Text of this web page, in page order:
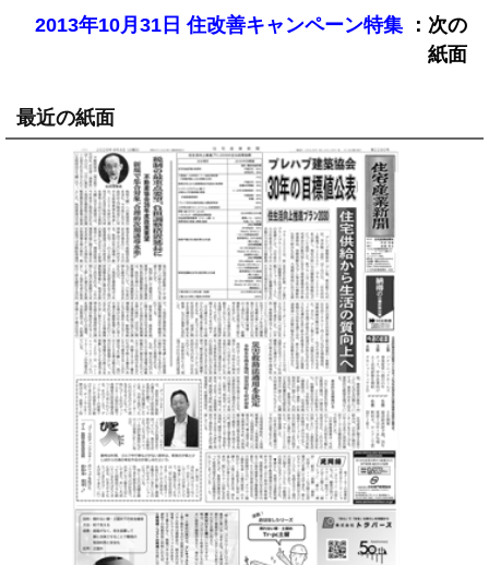
2013年10月31日 住改善キャンペーン特集
：次の
紙面
最近の紙面